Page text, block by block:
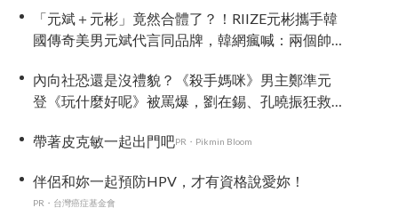
「元斌＋元彬」竟然合體了？！RIIZE元彬攜手韓
國傳奇美男元斌代言同品牌，韓網瘋喊：兩個帥
內向社恐還是沒禮貌？《殺手媽咪》男主鄭準元
登《玩什麼好呢》被罵爆，劉在錫、孔曉振狂救
帶著皮克敏一起出門吧PR・Pikmin Bloom
伴侶和妳一起預防HPV，才有資格說愛妳！
PR・台灣癌症基金會